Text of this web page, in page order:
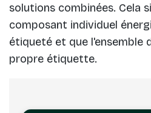
solutions combinées. Cela
composant individuel
étiqueté et que l'ensemble
propre étiquette.